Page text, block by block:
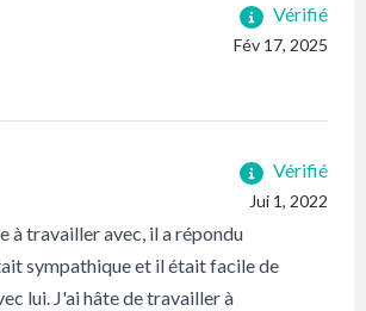
Vérifié
Fév 17, 2025
Vérifié
Jui 1, 2022
à travailler avec, il a répondu
sympathique et il était facile de
lui. J'ai hâte de travailler à